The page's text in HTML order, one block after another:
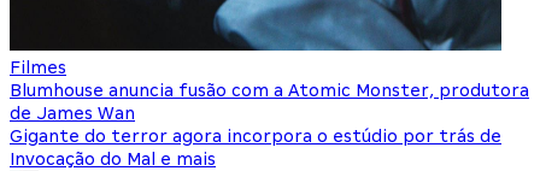
Filmes
Blumhouse anuncia fusão com a Atomic Monster, produtora
de James Wan
Gigante do terror agora incorpora o estúdio por trás de
Invocação do Mal e mais